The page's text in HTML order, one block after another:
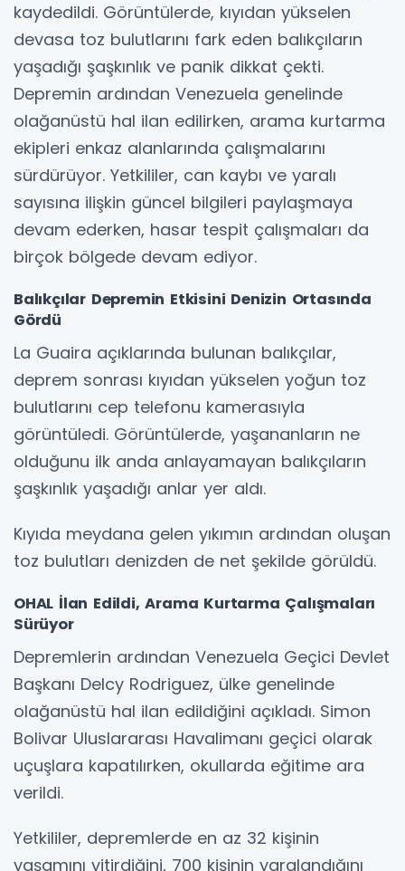
kaydedildi. Görüntülerde, kıyıdan yükselen
devasa toz bulutlarını fark eden balıkçıların
yaşadığı şaşkınlık ve panik dikkat çekti.
Depremin ardından Venezuela genelinde
olağanüstü hal ilan edilirken, arama kurtarma
ekipleri enkaz alanlarında çalışmalarını
sürdürüyor. Yetkililer, can kaybı ve yaralı
sayısına ilişkin güncel bilgileri paylaşmaya
devam ederken, hasar tespit çalışmaları da
birçok bölgede devam ediyor.
Balıkçılar Depremin Etkisini Denizin Ortasında
Gördü
La Guaira açıklarında bulunan balıkçılar,
deprem sonrası kıyıdan yükselen yoğun toz
bulutlarını cep telefonu kamerasıyla
görüntüledi. Görüntülerde, yaşananların ne
olduğunu ilk anda anlayamayan balıkçıların
şaşkınlık yaşadığı anlar yer aldı.
Kıyıda meydana gelen yıkımın ardından oluşan
toz bulutları denizden de net şekilde görüldü.
OHAL İlan Edildi, Arama Kurtarma Çalışmaları
Sürüyor
Depremlerin ardından Venezuela Geçici Devlet
Başkanı Delcy Rodriguez, ülke genelinde
olağanüstü hal ilan edildiğini açıkladı. Simon
Bolivar Uluslararası Havalimanı geçici olarak
uçuşlara kapatılırken, okullarda eğitime ara
verildi.
Yetkililer, depremlerde en az 32 kişinin
yaşamını yitirdiğini, 700 kişinin yaralandığını